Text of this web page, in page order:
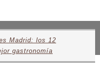
Madrid: los 12
gastronomía